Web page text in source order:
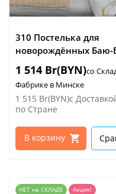
310 Постелька для
новорождённых Баю-
1 514 Br(BYN)со
Фабрике в Минске
1 515 Br(BYN)с
по Стране
В корзину
НЕТ на СКЛАДЕ Акция!